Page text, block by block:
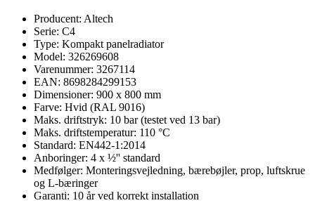
Producent: Altech
Serie: C4
Type: Kompakt panelradiator
Model: 326269608
Varenummer: 3267114
EAN: 8698284299153
Dimensioner: 900 x 800 mm
Farve: Hvid (RAL 9016)
Maks. driftstryk: 10 bar (testet ved 13 bar)
Maks. driftstemperatur: 110 °C
Standard: EN442-1:2014
Anboringer: 4 x ½'' standard
Medfølger: Monteringsvejledning, bærebøjler, prop, luftskrue
og L-bæringer
Garanti: 10 år ved korrekt installation